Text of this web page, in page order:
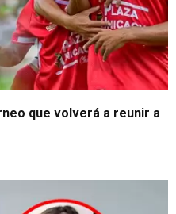
que volverá a reunir a